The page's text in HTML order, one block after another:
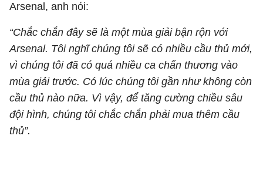
Arsenal, anh nói:
“Chắc chắn đây sẽ là một mùa giải bận rộn với
Arsenal. Tôi nghĩ chúng tôi sẽ có nhiều cầu thủ mới,
vì chúng tôi đã có quá nhiều ca chấn thương vào
mùa giải trước. Có lúc chúng tôi gần như không còn
cầu thủ nào nữa. Vì vậy, để tăng cường chiều sâu
đội hình, chúng tôi chắc chắn phải mua thêm cầu
thủ”.